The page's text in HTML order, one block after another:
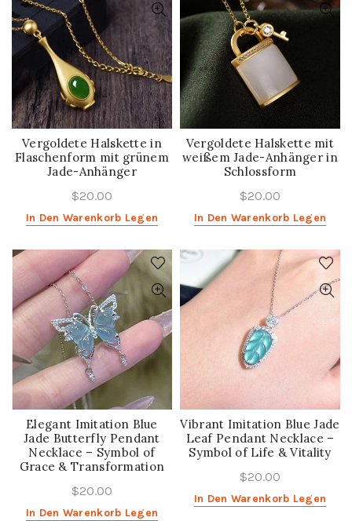
Vergoldete Halskette in
Flaschenform mit grünem
Jade-Anhänger
$20.00
In Den Warenkorb Legen
Vergoldete Halskette mit
weißem Jade-Anhänger in
Schlossform
$20.00
In Den Warenkorb Legen
Elegant Imitation Blue
Jade Butterfly Pendant
Necklace – Symbol of
Grace & Transformation
$20.00
In Den Warenkorb Legen
Vibrant Imitation Blue Jade
Leaf Pendant Necklace –
Symbol of Life & Vitality
$20.00
In Den Warenkorb Legen